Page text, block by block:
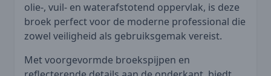
olie-, vuil- en waterafstotend oppervlak, is deze
broek perfect voor de moderne professional die
zowel veiligheid als gebruiksgemak vereist.
Met voorgevormde broekspijpen en